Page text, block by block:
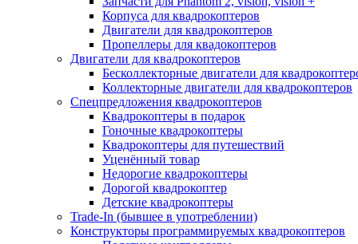
Корпуса для квадрокоптеров
Двигатели для квадрокоптеров
Пропеллеры для квадокоптеров
Двигатели для квадрокоптеров
Бесколлекторные двигатели для
Коллекторные двигатели для квадрокоптеров
Спецпредложения квадрокоптеров
Квадрокоптеры в подарок
Гоночные квадрокоптеры
Квадрокоптеры для путешествий
Уценённый товар
Недорогие квадрокоптеры
Дорогой квадрокоптер
Детские квадрокоптеры
Trade-In (бывшее в употреблении)
Конструкторы программируемых квадрокоптеров